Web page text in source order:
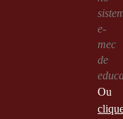
e-
mec
de
Ou